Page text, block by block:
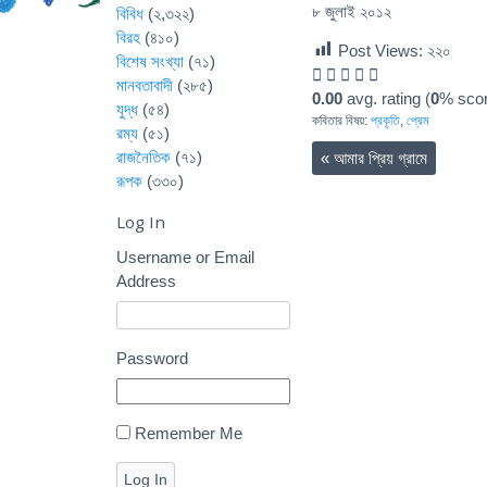
৮ জুলাই ২০১২
Post Views: ২২০
0.00 avg. rating (0%
কবিতার বিষয়: প্রকৃতি প্রেম
« আমার প্রিয় গ্রামে
বিবিধ (২,৩২২)
বিরহ (৪১০)
বিশেষ সংখ্যা (৭১)
মানবতাবাদী (২৮৫)
যুদ্ধ (৫৪)
রম্য (৫১)
রাজনৈতিক (৭১)
রূপক (৩৩০)
Log In
Username or Email
Address
Password
Remember Me
Log In